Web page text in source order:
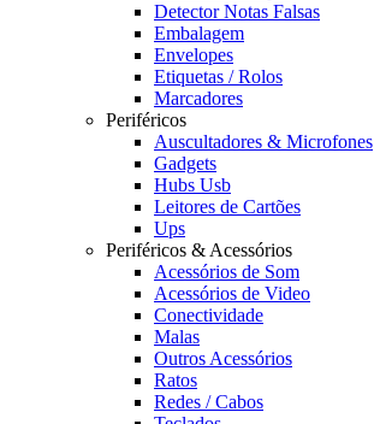
Detector Notas Falsas
Embalagem
Envelopes
Etiquetas / Rolos
Marcadores
Periféricos
Auscultadores & Microfones
Gadgets
Hubs Usb
Leitores de Cartões
Ups
Periféricos & Acessórios
Acessórios de Som
Acessórios de Video
Conectividade
Malas
Outros Acessórios
Ratos
Redes / Cabos